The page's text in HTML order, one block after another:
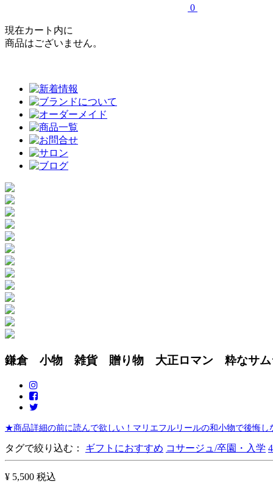
0
現在カート内に
商品はございません。
鎌倉 小物 雑貨 贈り物 大正ロマン 粋なサム
★商品詳細の前に読んで欲しい！マリエフルリールの和小物で後悔し
タグで絞り込む： ギフトにおすすめ コサージュ/卒園・入学
¥ 5,500 税込